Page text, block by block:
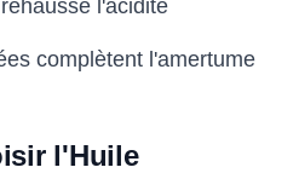
l'acidité
complètent l'amertume
l'Huile